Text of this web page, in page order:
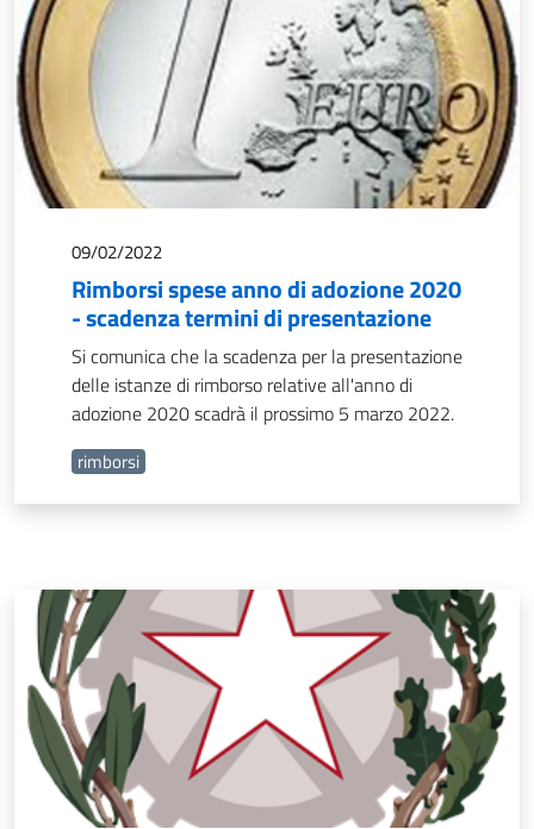
09/02/2022
Rimborsi spese anno di adozione 2020
- scadenza termini di presentazione
Si comunica che la scadenza per la presentazione
delle istanze di rimborso relative all'anno di
adozione 2020 scadrà il prossimo 5 marzo 2022.
rimborsi